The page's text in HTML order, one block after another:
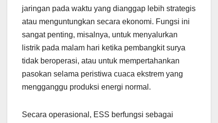
jaringan pada waktu yang dianggap lebih strategis
atau menguntungkan secara ekonomi. Fungsi ini
sangat penting, misalnya, untuk menyalurkan
listrik pada malam hari ketika pembangkit surya
tidak beroperasi, atau untuk mempertahankan
pasokan selama peristiwa cuaca ekstrem yang
mengganggu produksi energi normal.
Secara operasional, ESS berfungsi sebagai